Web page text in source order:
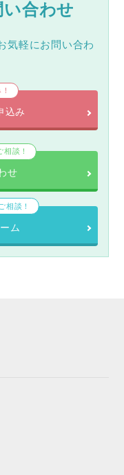
合わせ
気軽にお問い合わ
込み
談！
せ
相談！
ム